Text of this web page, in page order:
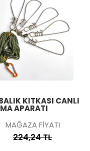
KITKASI CANLI
APARATI
MAĞAZA FİYATI
224,24 TL